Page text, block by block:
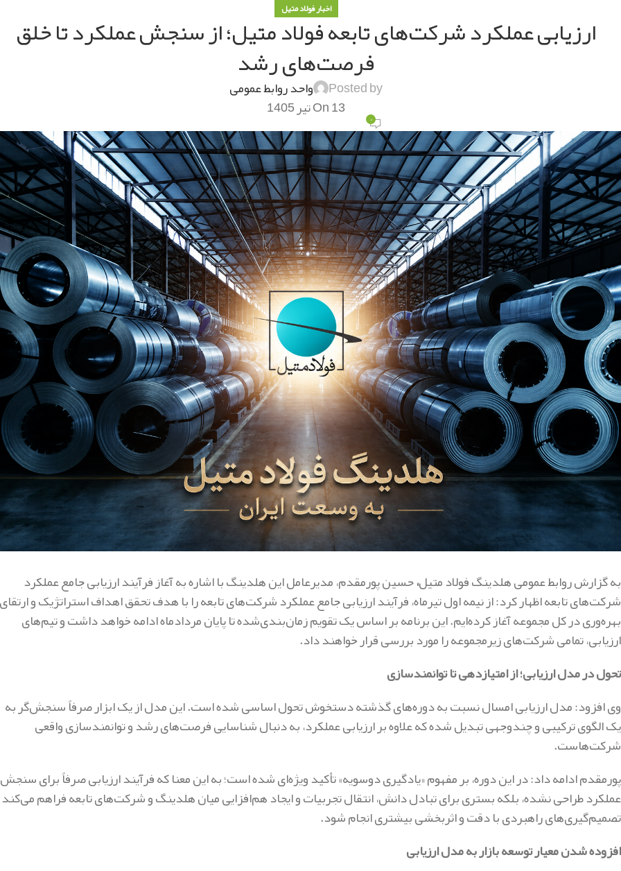
اخبار فولاد متیل
ارزیابی عملکرد شرکت‌های تابعه فولاد متیل؛ از سنجش عملکرد تا خلق
فرصت‌های رشد
Posted by واحد روابط عمومی
On 13 تیر 1405 ۰
به گزارش روابط عمومی هلدینگ فولاد متیل،حسین پورمقدم، مدیرعامل این هلدینگ با اشاره به آغاز فرآیند ارزیابی جامع عملکرد
شرکت‌های تابعه اظهار کرد: از نیمه اول تیرماه، فرآیند ارزیابی جامع عملکرد شرکت‌های تابعه را با هدف تحقق اهداف استراتژیک و ارتقای
بهره‌وری در کل مجموعه آغاز کرده‌ایم. این برنامه بر اساس یک تقویم زمان‌بندی‌شده تا پایان مردادماه ادامه خواهد داشت و تیم‌های
ارزیابی، تمامی شرکت‌های زیرمجموعه را مورد بررسی قرار خواهند داد.
تحول در مدل ارزیابی؛ از امتیازدهی تا توانمندسازی
وی افزود: مدل ارزیابی امسال نسبت به دوره‌های گذشته دستخوش تحول اساسی شده است. این مدل از یک ابزار صرفاً سنجش‌گر به
یک الگوی ترکیبی و چندوجهی تبدیل شده که علاوه بر ارزیابی عملکرد، به دنبال شناسایی فرصت‌های رشد و توانمندسازی واقعی
شرکت‌هاست.
پورمقدم ادامه داد: در این دوره، بر مفهوم «یادگیری دوسویه» تأکید ویژه‌ای شده است؛ به این معنا که فرآیند ارزیابی صرفاً برای سنجش
عملکرد طراحی نشده، بلکه بستری برای تبادل دانش، انتقال تجربیات و ایجاد هم‌افزایی میان هلدینگ و شرکت‌های تابعه فراهم می‌کند
تصمیم‌گیری‌های راهبردی با دقت و اثربخشی بیشتری انجام شود.
افزوده شدن معیار توسعه بازار به مدل ارزیابی